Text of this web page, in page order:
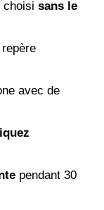
choisi sans le
avec de
pendant 30